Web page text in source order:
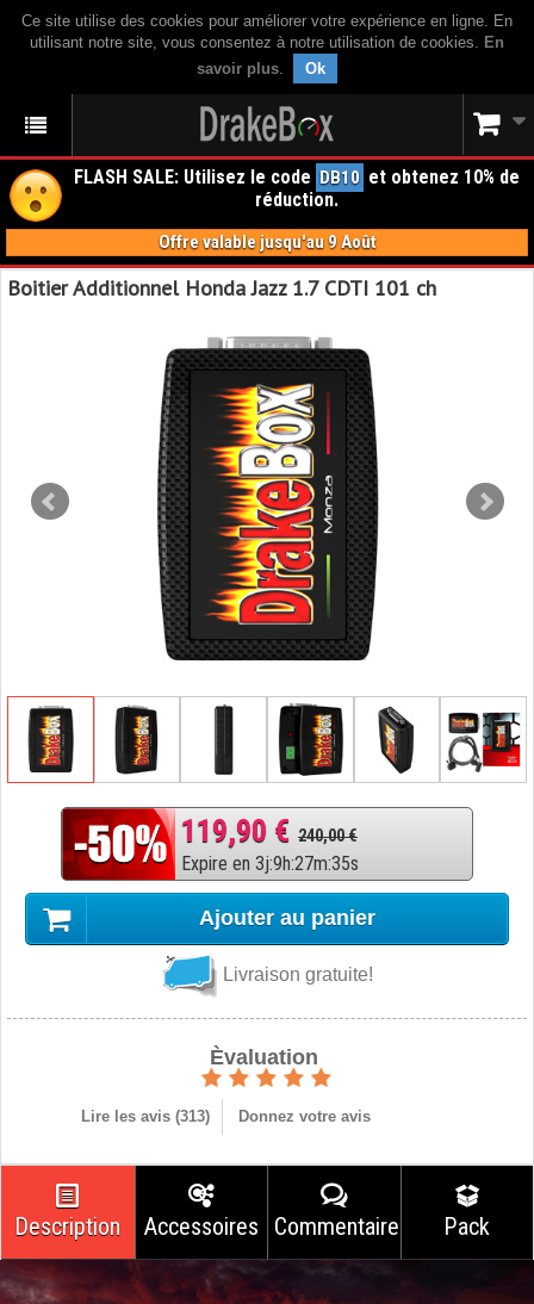
Ce site utilise des cookies pour améliorer votre expérience en ligne. En
utilisant notre site, vous consentez à notre utilisation de cookies. En
savoir plus. Ok
FLASH SALE: Utilisez le code DB10 et obtenez 10% de
réduction.
Offre valable jusqu'au 9 Août
Boitier Additionnel Honda Jazz 1.7 CDTI 101 ch
119,90 € 240,00 €
Expire en 3j:9h:27m:34s
Ajouter au panier
Livraison gratuite!
Èvaluation
Lire les avis (313) Donnez votre avis
Description Accessoires Commentaires Pack